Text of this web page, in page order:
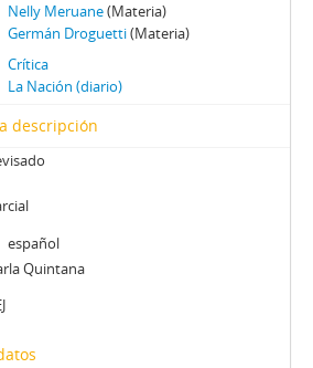
- Tijeras, Maestro
- Sin Metas Claras
- Dinámico y Ameno
- Experimento Incompleto
- Retortijones De Pareja
- Reestreno Mexicano
- Pequeña Historia De Chile: El Dedo En La LLaga
- Tras La Crónica Roja
- Albee Renace
- La Pérgola: Con El Éxito De Siempre
- Sólo Para Reir
Nelly Meruane(Materia)
Germán Droguetti(Materia)
Crítica
La Nación (diario)
descripción
español
Quintana